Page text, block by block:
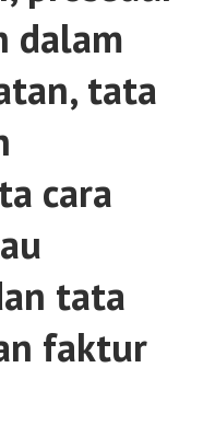
dalam
tata
cara
tata
faktur